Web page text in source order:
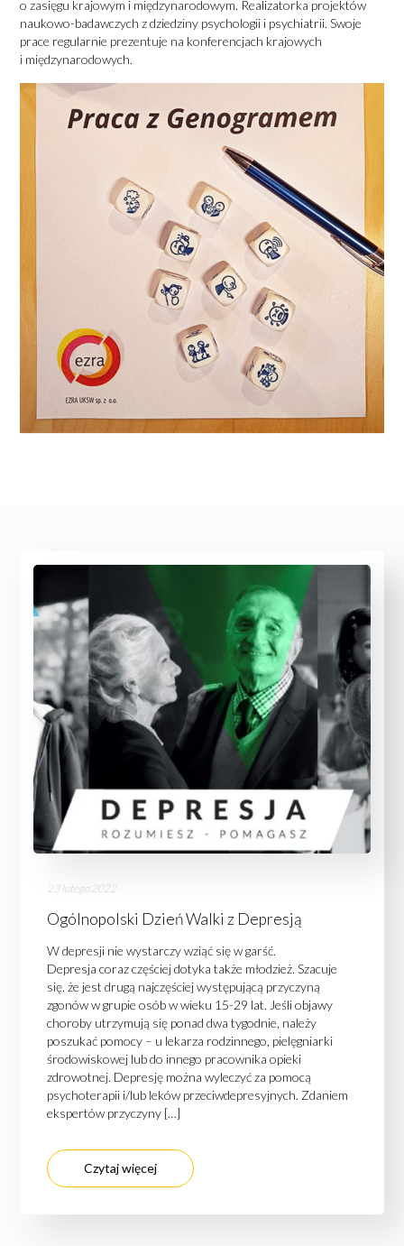
o zasięgu krajowym i międzynarodowym. Realizatorka projektów
naukowo-badawczych z dziedziny psychologii i psychiatrii. Swoje
prace regularnie prezentuje na konferencjach krajowych
i międzynarodowych.
23 lutego 2022
Ogólnopolski Dzień Walki z Depresją
W depresji nie wystarczy wziąć się w garść.
Depresja coraz częściej dotyka także młodzież. Szacuje
się, że jest drugą najczęściej występującą przyczyną
zgonów w grupie osób w wieku 15-29 lat. Jeśli objawy
choroby utrzymują się ponad dwa tygodnie, należy
poszukać pomocy – u lekarza rodzinnego, pielęgniarki
środowiskowej lub do innego pracownika opieki
zdrowotnej. Depresję można wyleczyć za pomocą
psychoterapii i/lub leków przeciwdepresyjnych. Zdaniem
ekspertów przyczyny […]
Czytaj więcej